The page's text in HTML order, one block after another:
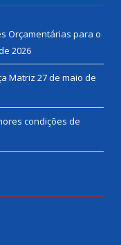
Orçamentárias para o
2026
Matriz 27 de maio de
condições de